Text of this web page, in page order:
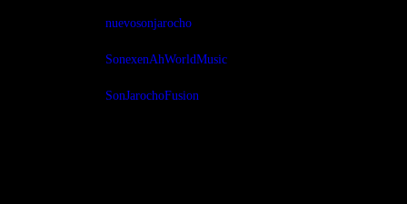
nuevosonjarocho
SonexenAhWorldMusic
SonJarochoFusion